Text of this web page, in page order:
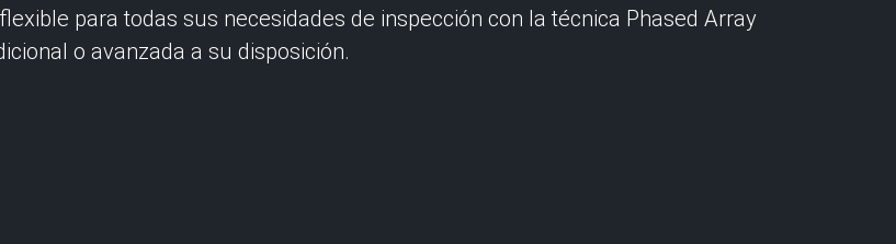
para todas sus necesidades de inspección con la técnica Phased Array
o avanzada a su disposición.